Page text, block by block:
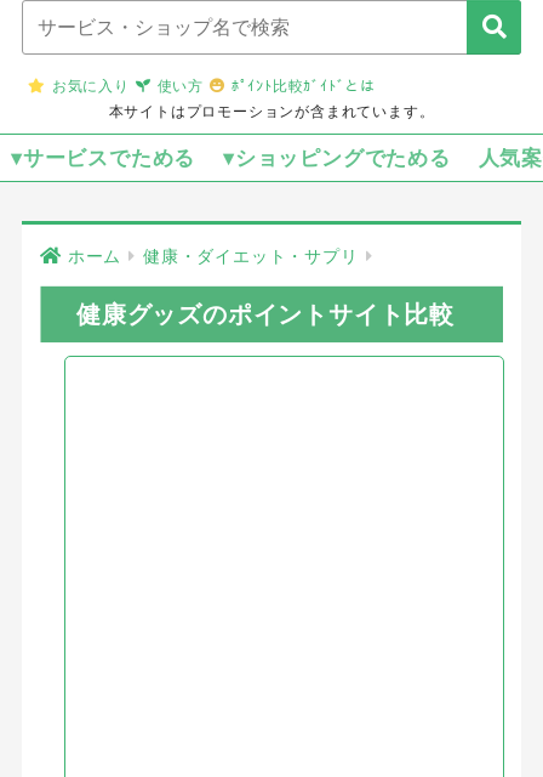
お気に入り 使い方
ﾎﾟｲﾝﾄ比較ｶﾞｲﾄﾞとは
本サイトはプロモーションが含まれています。
▾サービスでためる ▾ショッピングでためる 人気
ホーム 健康・ダイエット・サプリ
健康グッズのポイントサイト比較